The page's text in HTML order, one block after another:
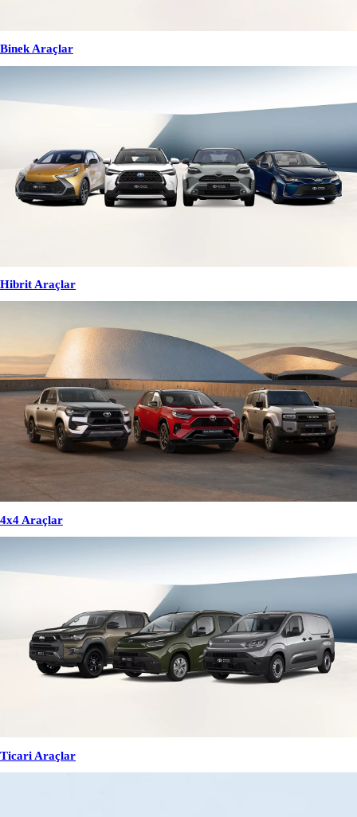
Binek Araçlar
Hibrit Araçlar
4x4 Araçlar
Ticari Araçlar